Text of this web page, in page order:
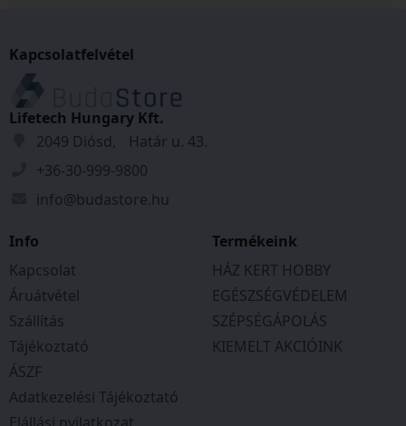
Kapcsolatfelvétel
Lifetech Hungary Kft.
2049 Diósd, Határ u. 43.
+36-30-999-9800
info@budastore.hu
Info
Kapcsolat
Áruátvétel
Szállítás
Tájékoztató
ÁSZF
Adatkezelési Tájékoztató
Termékeink
HÁZ KERT HOBBY
EGÉSZSÉGVÉDELEM
SZÉPSÉGÁPOLÁS
KIEMELT AKCIÓINK